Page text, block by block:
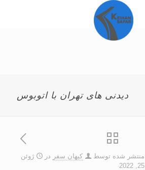
دیدنی های تهران با اتوبوس
منتشر شده توسط کیهان سفر در
ژوئن
25, 2022